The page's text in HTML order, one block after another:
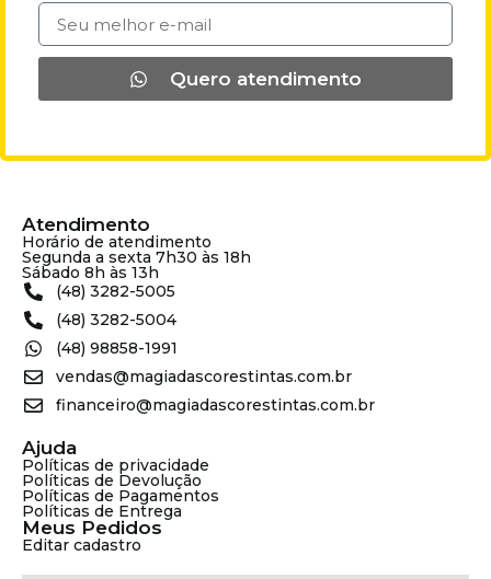
Quero atendimento
Atendimento
Horário de atendimento
Segunda a sexta 7h30 às 18h
Sábado 8h às 13h
(48) 3282-5005
(48) 3282-5004
(48) 98858-1991
vendas@magiadascorestintas.com.br
financeiro@magiadascorestintas.com.br
Ajuda
Políticas de privacidade
Políticas de Devolução
Políticas de Pagamentos
Políticas de Entrega
Meus Pedidos
Editar cadastro